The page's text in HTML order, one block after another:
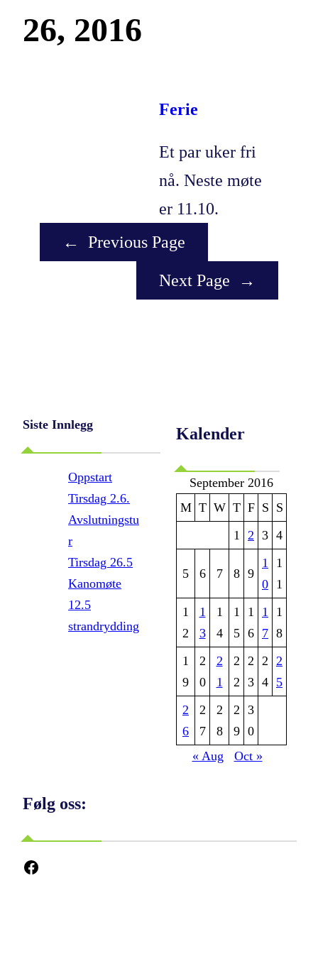
26, 2016
Ferie
Et par uker fri
nå. Neste møte
er 11.10.
←
Previous Page
Next Page →
Siste Innlegg
Oppstart
Tirsdag 2.6.
Avslutningstu
r
Tirsdag 26.5
Kanomøte
12.5
strandrydding
Kalender
September 2016
M T W T F S S
1 2 3 4
5 6 7 8 9
1
0
1
1
1
2
1
3
1
4
1
5
1
6
1
7
1
8
1
9
2
0
2
1
2
2
2
3
2
4
2
5
2
6
2
7
2
8
2
9
3
0
« Aug
Oct »
Følg oss:
Facebook